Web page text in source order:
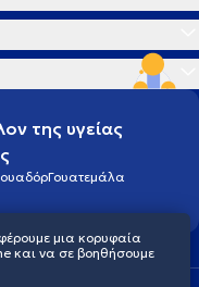
της υγείας
Γουατεμάλα
μια κορυφαία
και να σε βοηθήσουμε